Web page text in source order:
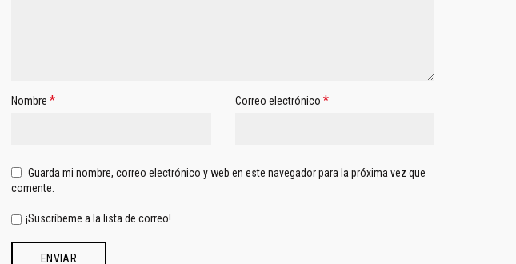
Nombre * Correo electrónico *
Guarda mi nombre, correo electrónico y web en este navegador para la próxima vez que
comente.
¡Suscríbeme a la lista de correo!